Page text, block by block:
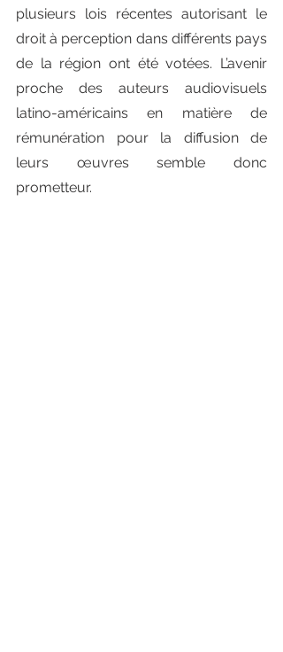
plusieurs lois récentes autorisant le
droit à perception dans différents pays
de la région ont été votées. L’avenir
proche des auteurs audiovisuels
latino-américains en matière de
rémunération pour la diffusion de
leurs œuvres semble donc
prometteur.